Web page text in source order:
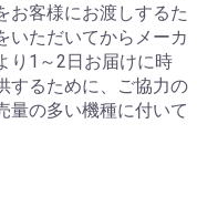
お客様にお渡しするた
いただいてからメーカ
り1～2日お届けに時
するために、ご協力の
量の多い機種に付いて